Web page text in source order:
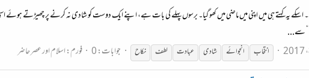
اسکے یہ کہتے ہی میں اپنی میں ماضی میں کھو گیا۔ برسوں پہلے کی بات ہے، اپنے ایک دوست کو شادی نہ کرنے پر چھیڑتے ہوئے
‘‘ سے...
انتخاب انجوائے شادی عبادت لطف نکاح جوابات: 0 فورم:اسلام اور عصر حاضر